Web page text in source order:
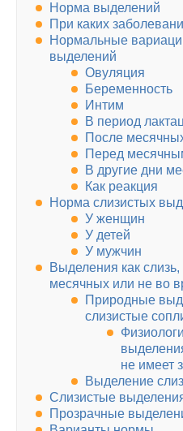
Норма выделений
При каких
Нормальные
выделений
Овуляция
Беременность
Интим
В период
После
Перед
В другие дни
Как реакция
Норма слизистых
У женщин
У детей
У мужчин
Выделения как
месячных или не во
Природные
слизистые
не имеет
Выделение
Слизистые
Прозрачные